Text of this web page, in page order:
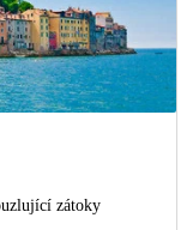
zátoky